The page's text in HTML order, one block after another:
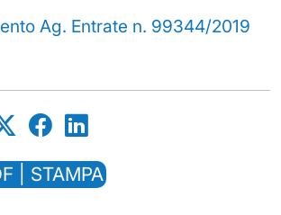
Ag. Entrate n. 99344/2019
| STAMPA